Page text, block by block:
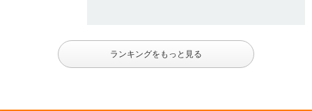
ランキングをもっと見る